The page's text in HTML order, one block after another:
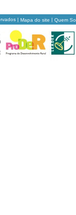
| Mapa do site | Quem